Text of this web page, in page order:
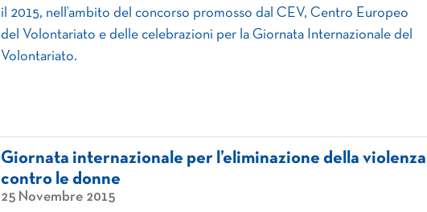
il 2015, nell’ambito del concorso promosso dal CEV, Centro Europeo
del Volontariato e delle celebrazioni per la Giornata Internazionale del
Volontariato.
Giornata internazionale per l’eliminazione della violenza
contro le donne
25 Novembre 2015